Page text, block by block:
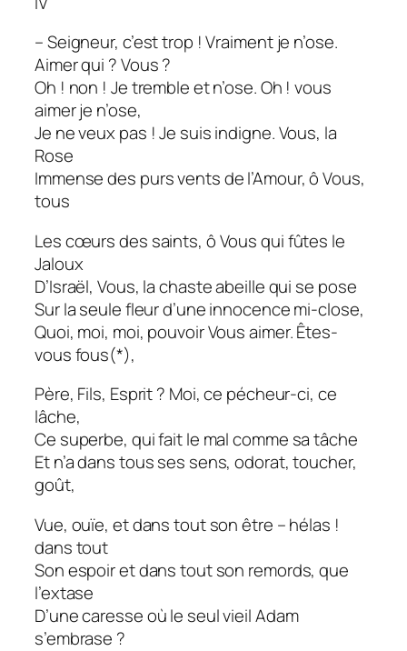
– Seigneur, c’est trop ! Vraiment je n’ose.
Aimer qui ? Vous ?
Oh ! non ! Je tremble et n’ose. Oh ! vous
aimer je n’ose,
Je ne veux pas ! Je suis indigne. Vous, la
Rose
Immense des purs vents de l’Amour, ô Vous,
tous
Les cœurs des saints, ô Vous qui fûtes le
Jaloux
D’Israël, Vous, la chaste abeille qui se pose
Sur la seule fleur d’une innocence mi-close,
Quoi, moi, moi, pouvoir Vous aimer. Êtes-
vous fous(*),
Père, Fils, Esprit ? Moi, ce pécheur-ci, ce
lâche,
Ce superbe, qui fait le mal comme sa tâche
Et n’a dans tous ses sens, odorat, toucher,
goût,
Vue, ouïe, et dans tout son être – hélas !
dans tout
Son espoir et dans tout son remords, que
l’extase
D’une caresse où le seul vieil Adam
s’embrase ?